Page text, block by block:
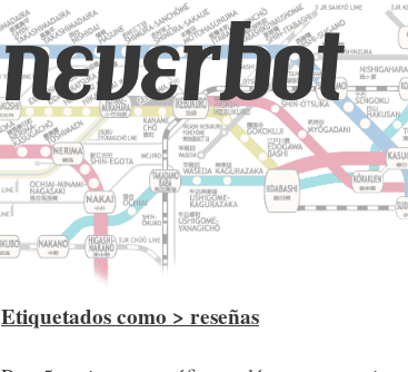
neverbot
Etiquetados como > reseñas